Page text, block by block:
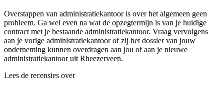
Overstappen van administratiekantoor is over het algemeen geen
probleem. Ga wel even na wat de opzegtermijn is van je huidige
contract met je bestaande administratiekantoor. Vraag vervolgens
aan je vorige administratiekantoor of zij het dossier van jouw
onderneming kunnen overdragen aan jou of aan je nieuwe
administratiekantoor uit Rheezerveen.
Lees de recensies over